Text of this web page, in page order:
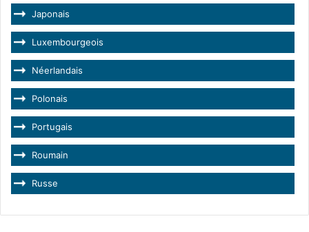
Japonais
Luxembourgeois
Néerlandais
Polonais
Portugais
Roumain
Russe